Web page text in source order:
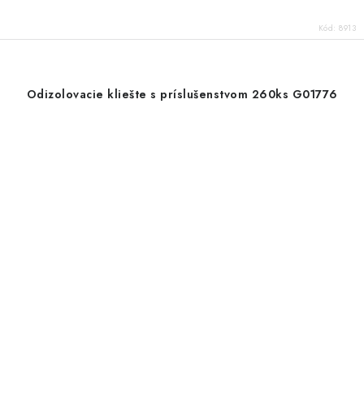
Kód: 8913
Odizolovacie kliešte s príslušenstvom 260ks G01776